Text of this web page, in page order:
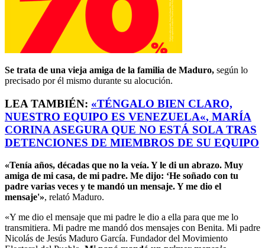
Se trata de una vieja amiga de la familia de Maduro, según lo
precisado por él mismo durante su alocución.
LEA TAMBIÉN: «TÉNGALO BIEN CLARO,
NUESTRO EQUIPO ES VENEZUELA«, MARÍA
CORINA ASEGURA QUE NO ESTÁ SOLA TRAS
DETENCIONES DE MIEMBROS DE SU EQUIPO
«Tenía años, décadas que no la veía. Y le di un abrazo. Muy
amiga de mi casa, de mi padre. Me dijo: ‘He soñado con tu
padre varias veces y te mandó un mensaje. Y me dio el
mensaje'», relató Maduro.
«Y me dio el mensaje que mi padre le dio a ella para que me lo
transmitiera. Mi padre me mandó dos mensajes con Benita. Mi padre
Nicolás de Jesús Maduro García. Fundador del Movimiento